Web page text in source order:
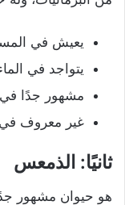
يعيش في
يتواجد في
مشهور جدًا في
غير معروف
ثانيًا: الذمعس
هو حيوان مشهور جدًا